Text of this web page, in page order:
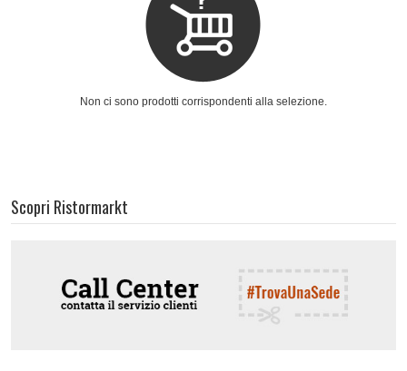
Non ci sono prodotti corrispondenti alla selezione.
Scopri Ristormarkt